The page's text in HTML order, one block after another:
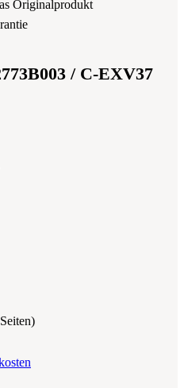
Originalprodukt
/ C-EXV37